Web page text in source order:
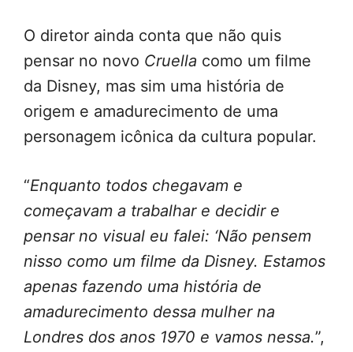
O diretor ainda conta que não quis
pensar no novo Cruella como um filme
da Disney, mas sim uma história de
origem e amadurecimento de uma
personagem icônica da cultura popular.
“Enquanto todos chegavam e
começavam a trabalhar e decidir e
pensar no visual eu falei: ‘Não pensem
nisso como um filme da Disney. Estamos
apenas fazendo uma história de
amadurecimento dessa mulher na
Londres dos anos 1970 e vamos nessa.”,